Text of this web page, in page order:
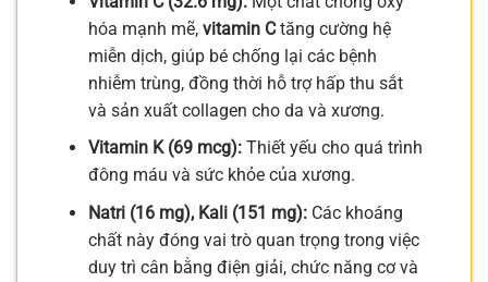
hóa mạnh mẽ, vitamin Ctăng cường hệ
miễn dịch, giúp bé chống lại các bệnh
nhiễm trùng, đồng thời hỗ trợ hấp thu sắt
và sản xuất collagen cho da và xương.
Vitamin K (69 mcg):Thiết yếu cho quá trình
đông máu và sức khỏe của xương.
Natri (16 mg), Kali (151 mg):Các khoáng
chất này đóng vai trò quan trọng trong việc
duy trì cân bằng điện giải, chức năng cơ và